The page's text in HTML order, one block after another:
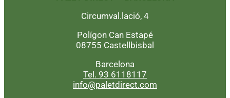
Circumval.lació, 4
Polígon Can Estapé
08755 Castellbisbal
Barcelona
Tel. 93 6118117
info@paletdirect.com